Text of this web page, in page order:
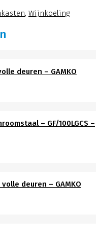
, Wijnkoeling
deuren – GAMKO
– GF/100LGCS –
deuren – GAMKO